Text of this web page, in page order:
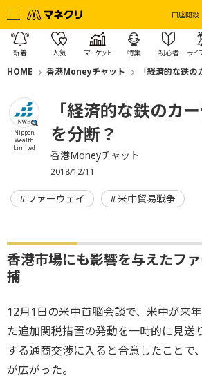
口座開設
新着 人気 マーケット 特集 初心者 ライ
HOME 香港Moneyチャット 「経済的な鉄
Nippon
Wealth
Limited
「経済的な鉄のカ
を分断？
香港Moneyチャット
2018/12/11
ファーウェイ 米中貿易戦争
香港市場にも影響を与えたフ
捕
12月1日の米中首脳会談で、米中が来
た追加関税措置の発動を一時的に見送
する通商交渉に入ると合意したことで
が広がった。